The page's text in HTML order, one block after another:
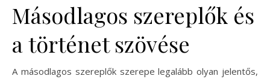
Másodlagos szereplők és
a történet szövése
A másodlagos szereplők szerepe legalább olyan jelentős,